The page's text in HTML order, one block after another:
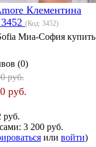
Клементина
(Код: 3452)
Миа-София купить
(0)
руб.
руб.
руб.
3 200 руб.
или войти)